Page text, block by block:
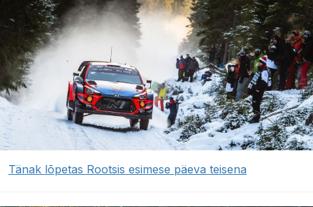
Tänak lõpetas Rootsis esimese päeva teisena